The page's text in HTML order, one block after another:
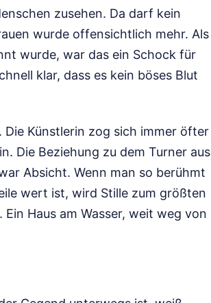
zusehen. Da darf kein
wurde offensichtlich mehr. Als
wurde, war das ein Schock für
klar, dass es kein böses Blut
Künstlerin zog sich immer öfter
Die Beziehung zu dem Turner aus
Absicht. Wenn man so berühmt
wert ist, wird Stille zum größten
Haus am Wasser, weit weg von